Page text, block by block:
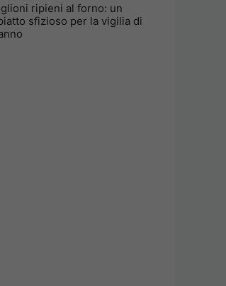
ripieni al forno: un
sfizioso per la vigilia di